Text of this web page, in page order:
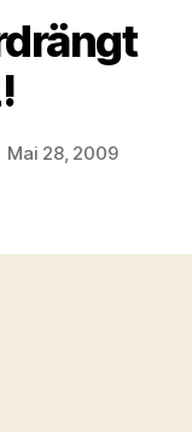
Mai 28, 2009